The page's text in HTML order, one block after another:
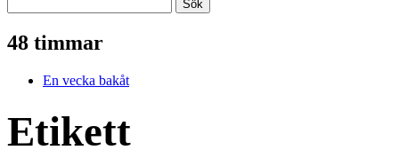
48 timmar
En vecka bakåt
Etikett